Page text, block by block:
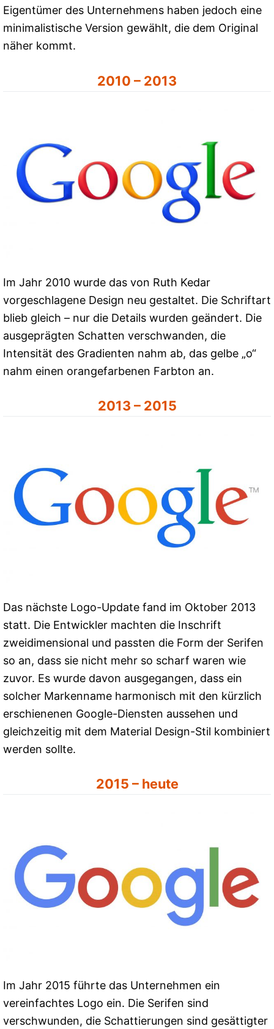
Eigentümer des Unternehmens haben jedoch eine
minimalistische Version gewählt, die dem Original
näher kommt.
2010 – 2013
Im Jahr 2010 wurde das von Ruth Kedar
vorgeschlagene Design neu gestaltet. Die Schriftart
blieb gleich – nur die Details wurden geändert. Die
ausgeprägten Schatten verschwanden, die
Intensität des Gradienten nahm ab, das gelbe „o“
nahm einen orangefarbenen Farbton an.
2013 – 2015
Das nächste Logo-Update fand im Oktober 2013
statt. Die Entwickler machten die Inschrift
zweidimensional und passten die Form der Serifen
so an, dass sie nicht mehr so ​​scharf waren wie
zuvor. Es wurde davon ausgegangen, dass ein
solcher Markenname harmonisch mit den kürzlich
erschienenen Google-Diensten aussehen und
gleichzeitig mit dem Material Design-Stil kombiniert
werden sollte.
2015 – heute
Im Jahr 2015 führte das Unternehmen ein
vereinfachtes Logo ein. Die Serifen sind
verschwunden, die Schattierungen sind gesättigter